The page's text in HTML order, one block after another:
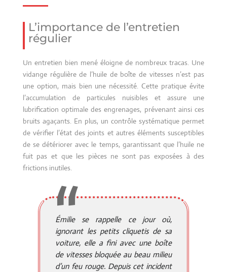
L’importance de l’entretien
régulier
Un entretien bien mené éloigne de nombreux tracas. Une
vidange régulière de l’huile de boîte de vitesses n’est pas
une option, mais bien une nécessité. Cette pratique évite
l’accumulation de particules nuisibles et assure une
lubrification optimale des engrenages, prévenant ainsi ces
bruits agaçants. En plus, un contrôle systématique permet
de vérifier l’état des joints et autres éléments susceptibles
de se détériorer avec le temps, garantissant que l’huile ne
fuit pas et que les pièces ne sont pas exposées à des
frictions inutiles.
Émilie se rappelle ce jour où,
ignorant les petits cliquetis de sa
voiture, elle a fini avec une boîte
de vitesses bloquée au beau milieu
d’un feu rouge. Depuis cet incident